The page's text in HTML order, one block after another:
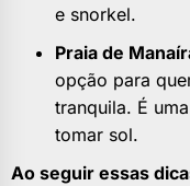
e snorkel.
Praia de
opção para
tranquila. É
tomar sol.
Ao seguir essas